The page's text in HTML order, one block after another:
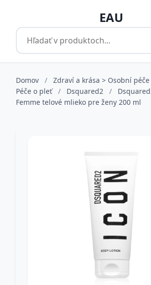
EAU
Domov /
Zdraví a krása > Osobní
Péče o pleť / Dsquared2 /
Femme telové mlieko pre ženy 200 ml